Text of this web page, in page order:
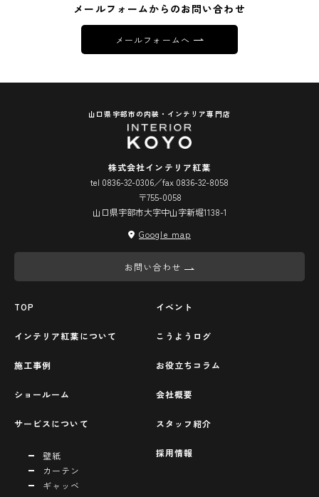
メールフォームからのお問い合わせ
メールフォームへ
山口県宇部市の内装・インテリア専門店
株式会社インテリア紅葉
tel 0836-32-0306／fax 0836-32-8058
〒755-0058
山口県宇部市大字中山字新堀1138-1
Google map
お問い合わせ
TOP
インテリア紅葉について
施工事例
ショールーム
サービスについて
壁紙
カーテン
ギャッベ
イベント
こうようログ
お役立ちコラム
会社概要
スタッフ紹介
採用情報